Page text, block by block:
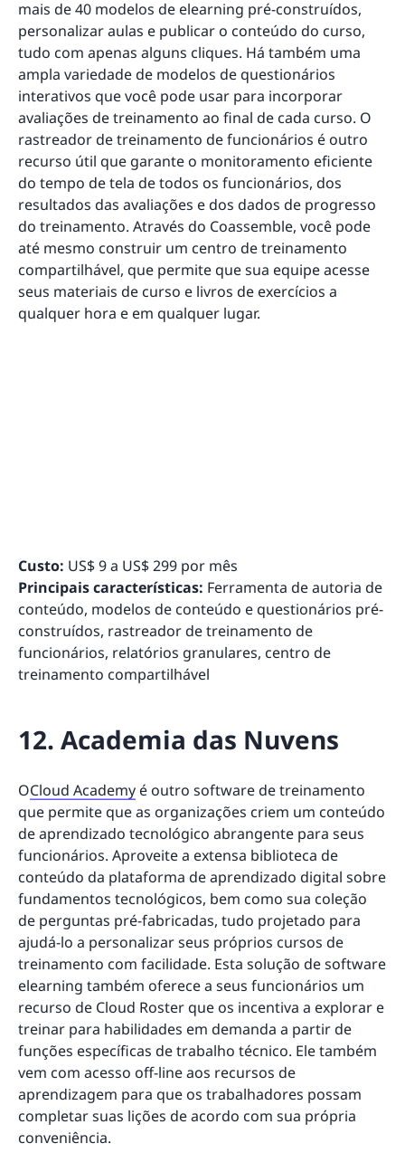
mais de 40 modelos de elearning pré-construídos,
personalizar aulas e publicar o conteúdo do curso,
tudo com apenas alguns cliques. Há também uma
ampla variedade de modelos de questionários
interativos que você pode usar para incorporar
avaliações de treinamento ao final de cada curso. O
rastreador de treinamento de funcionários é outro
recurso útil que garante o monitoramento eficiente
do tempo de tela de todos os funcionários, dos
resultados das avaliações e dos dados de progresso
do treinamento. Através do Coassemble, você pode
até mesmo construir um centro de treinamento
compartilhável, que permite que sua equipe acesse
seus materiais de curso e livros de exercícios a
qualquer hora e em qualquer lugar.
Custo: US$ 9 a US$ 299 por mês
Principais características: Ferramenta de autoria de
conteúdo, modelos de conteúdo e questionários pré-
construídos, rastreador de treinamento de
funcionários, relatórios granulares, centro de
treinamento compartilhável
12. Academia das Nuvens
OCloud Academy é outro software de treinamento
que permite que as organizações criem um conteúdo
de aprendizado tecnológico abrangente para seus
funcionários. Aproveite a extensa biblioteca de
conteúdo da plataforma de aprendizado digital sobre
fundamentos tecnológicos, bem como sua coleção
de perguntas pré-fabricadas, tudo projetado para
ajudá-lo a personalizar seus próprios cursos de
treinamento com facilidade. Esta solução de software
elearning também oferece a seus funcionários um
recurso de Cloud Roster que os incentiva a explorar e
treinar para habilidades em demanda a partir de
funções específicas de trabalho técnico. Ele também
vem com acesso off-line aos recursos de
aprendizagem para que os trabalhadores possam
completar suas lições de acordo com sua própria
conveniência.